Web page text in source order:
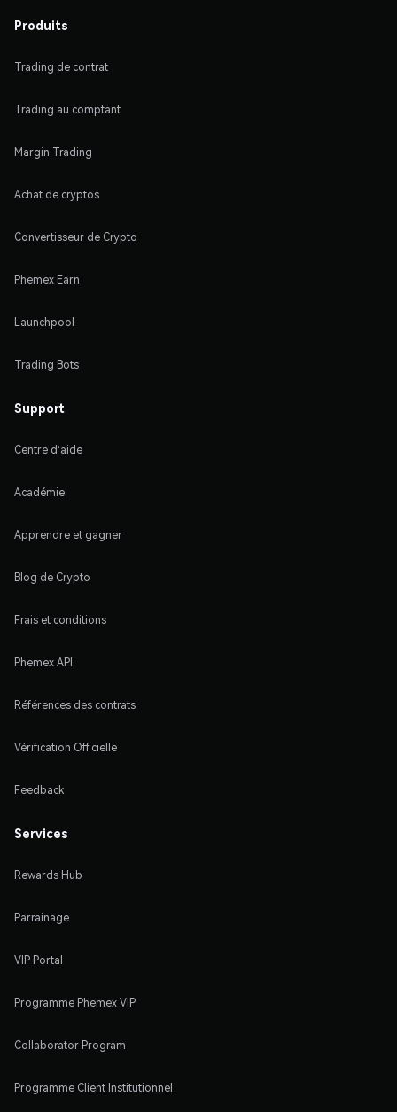
Produits
Trading de contrat
Trading au comptant
Margin Trading
Achat de cryptos
Convertisseur de Crypto
Phemex Earn
Launchpool
Trading Bots
Support
Centre d'aide
Académie
Apprendre et gagner
Blog de Crypto
Frais et conditions
Phemex API
Références des contrats
Vérification Officielle
Feedback
Services
Rewards Hub
Parrainage
VIP Portal
Programme Phemex VIP
Collaborator Program
Programme Client Institutionnel